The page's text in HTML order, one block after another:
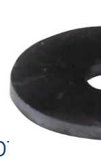
du